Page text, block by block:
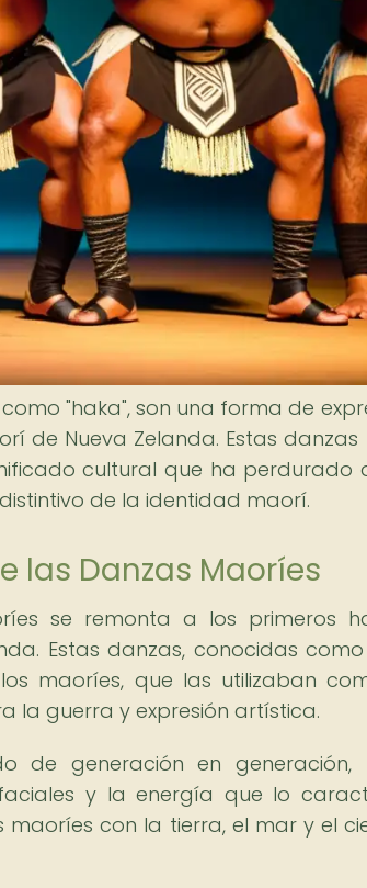
"haka", son una forma de
de Nueva Zelanda. Estas danzas
cultural que ha perdurado
de la identidad maorí.
las Danzas Maoríes
se remonta a los primeros
Estas danzas, conocidas
maoríes, que las utilizaban
la guerra y expresión artística.
de generación en generación,
y la energía que lo
con la tierra, el mar y el